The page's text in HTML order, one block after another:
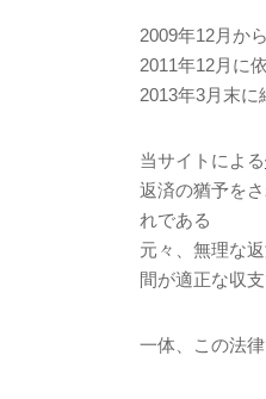
2009年12月か
2011年12月に
2013年3月末に
当サイトによる
返済の猶予を
れである
元々、無理な
間が適正な収
一体、この法